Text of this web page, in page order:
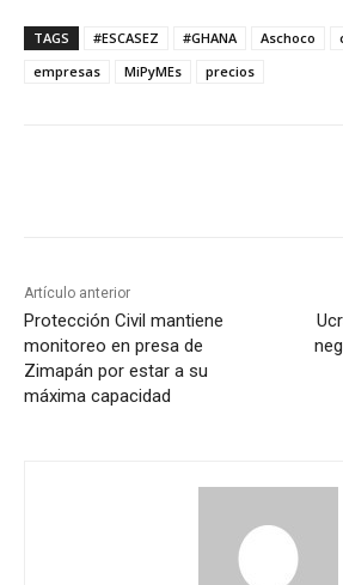
TAGS #ESCASEZ #GHANA Aschoco
empresas
MiPyMEs precios
Artículo anterior
Protección Civil mantiene
monitoreo en presa de
Zimapán por estar a su
máxima capacidad